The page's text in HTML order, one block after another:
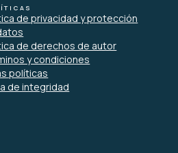
de privacidad y protección
de derechos de autor
y condiciones
políticas
de integridad